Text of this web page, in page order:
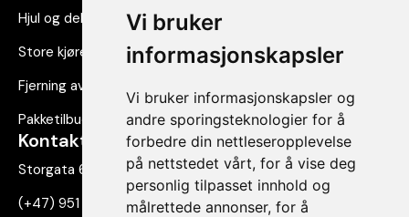
Vi bruker
informasjonskapsler
Vi bruker informasjonskapsler og
andre sporingsteknologier for å
forbedre din nettleseropplevelse
på nettstedet vårt, for å vise deg
personlig tilpasset innhold og
målrettede annonser, for å
Hjul og dekk
Store kjøretøy
Fjerning av dekor og folie
Pakketilbud
Kontakt oss
Storgata 69, 2830 Raufoss
(+47) 951 71 293